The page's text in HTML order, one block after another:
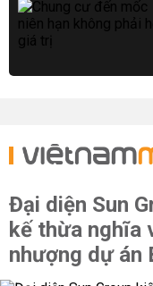
Đại diện Sun
kế thừa nghĩa
nhượng dự án